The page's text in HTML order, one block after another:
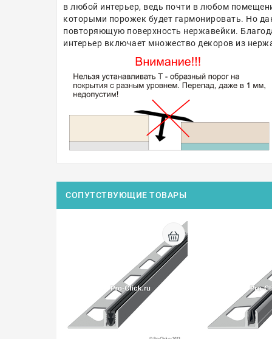
в любой интерьер, ведь почти в любом
которыми порожек будет гармонировать. Но
повторяющую поверхность нержавейки.
интерьер включает множество декоров из
СОПУТСТВУЮЩИЕ ТОВАРЫ